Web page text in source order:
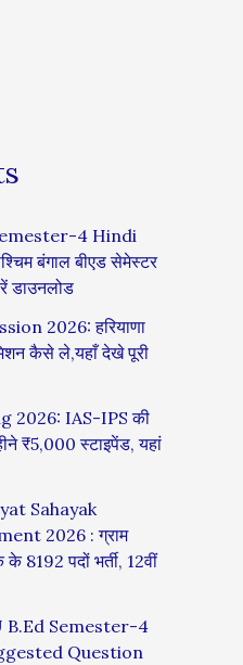
4 Hindi
बंगाल बीएड सेमेस्टर
डाउनलोड
2026: हरियाणा
कैसे ले,यहाँ देखे पूरी
2026: IAS-IPS की
₹5,000 स्टाइपेंड, यहां
Sahayak
2026 : ग्राम
8192 पदों भर्ती, 12वीं
B.Ed Semester-4
Question